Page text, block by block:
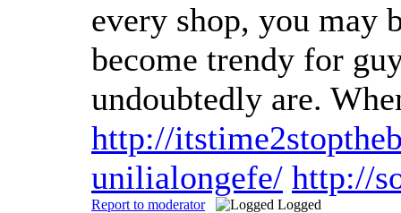
every shop, you may
become trendy for
undoubtedly are.
http://
unilialongefe/ http://
Report to moderator Logged